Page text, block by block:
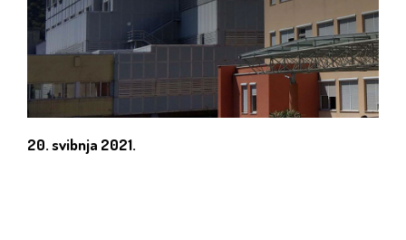
20. svibnja 2021.